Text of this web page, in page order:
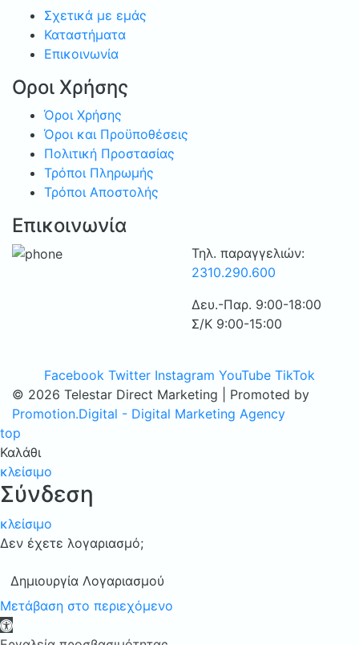
Σχετικά με εμάς
Καταστήματα
Επικοινωνία
Οροι Χρήσης
Όροι Χρήσης
Όροι και Προϋποθέσεις
Πολιτική Προστασίας
Τρόποι Πληρωμής
Τρόποι Αποστολής
Επικοινωνία
Τηλ. παραγγελιών:
2310.290.600
Δευ.-Παρ. 9:00-18:00
Σ/Κ 9:00-15:00
Facebook Twitter Instagram YouTube TikTok
© 2026 Telestar Direct Marketing | Promoted by
Promotion.Digital - Digital Marketing Agency
top
Καλάθι
κλείσιμο
Σύνδεση
κλείσιμο
Δεν έχετε λογαριασμό;
Δημιουργία Λογαριασμού
Μετάβαση στο περιεχόμενο
Ανοίξτε τη γραμμή εργαλείων